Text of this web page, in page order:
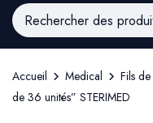
Accueil Medical
Fils
de 36 unités” STERIMED